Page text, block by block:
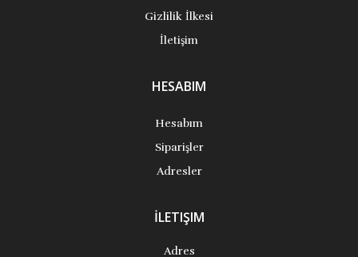
Gizlilik İlkesi
İletişim
HESABIM
Hesabım
Siparişler
Adresler
İLETIŞIM
Adres